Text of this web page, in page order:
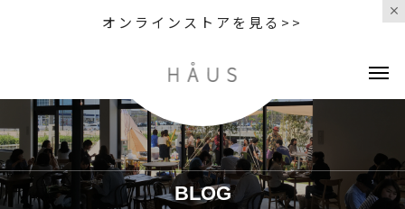
オンラインストアを見る>>
BLOG